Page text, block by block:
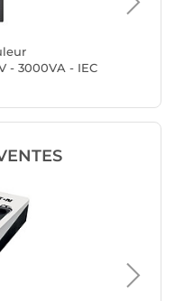
- 3000VA - IEC